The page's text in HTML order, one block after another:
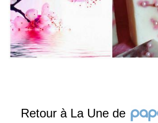
Retour à La Une de